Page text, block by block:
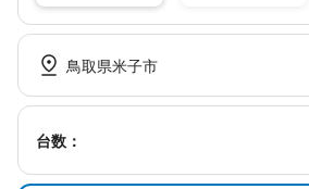
鳥取県米子市
台数：